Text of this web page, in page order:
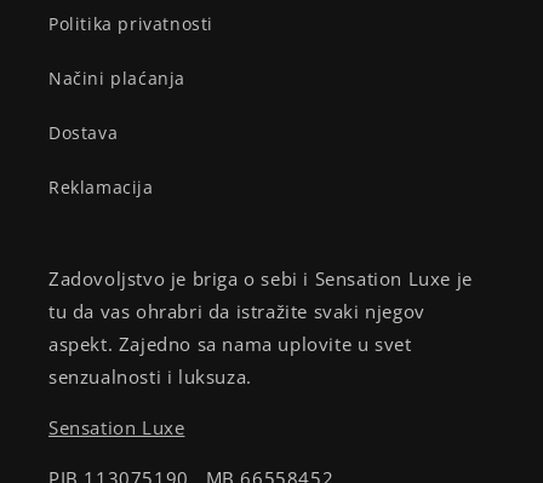
Politika privatnosti
Načini plaćanja
Dostava
Reklamacija
Zadovoljstvo je briga o sebi i Sensation Luxe je
tu da vas ohrabri da istražite svaki njegov
aspekt. Zajedno sa nama uplovite u svet
senzualnosti i luksuza.
Sensation Luxe
PIB 113075190 MB 66558452